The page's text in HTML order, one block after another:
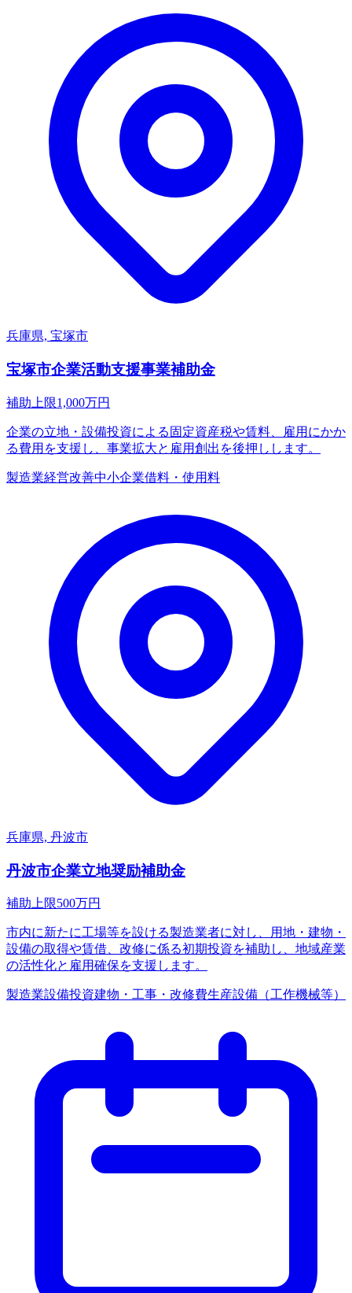
兵庫県, 宝塚市
宝塚市企業活動支援事業補助金
補助上限1,000万円
企業の立地・設備投資による固定資産税や賃料、雇用にかか
る費用を支援し、事業拡大と雇用創出を後押しします。
製造業経営改善中小企業借料・使用料
兵庫県, 丹波市
丹波市企業立地奨励補助金
補助上限500万円
市内に新たに工場等を設ける製造業者に対し、用地・建物・
設備の取得や賃借、改修に係る初期投資を補助し、地域産業
の活性化と雇用確保を支援します。
製造業設備投資建物・工事・改修費生産設備（工作機械等）